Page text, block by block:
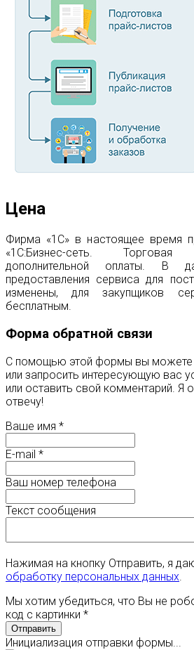
Цена
Фирма «1С» в настоящее время
«1С:Бизнес-сеть.
дополнительной оплаты. В
предоставления сервиса для
изменены, для закупщиков
бесплатным.
Форма обратной связи
С помощью этой формы вы можете
или запросить интересующую вас
или оставить свой комментарий. Я
отвечу!
Ваше имя *
E-mail *
Ваш номер телефона
Текст сообщения
Нажимая на кнопку Отправить, я
обработку персональных данных
Мы хотим убедиться, что Вы не
код с картинки *
Отправить
Инициализация отправки формы...